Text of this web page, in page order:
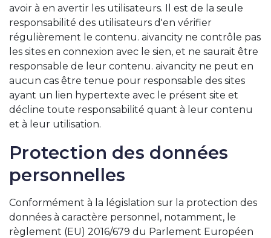
avoir à en avertir les utilisateurs. Il est de la seule
responsabilité des utilisateurs d'en vérifier
régulièrement le contenu. aivancity ne contrôle pas
les sites en connexion avec le sien, et ne saurait être
responsable de leur contenu. aivancity ne peut en
aucun cas être tenue pour responsable des sites
ayant un lien hypertexte avec le présent site et
décline toute responsabilité quant à leur contenu
et à leur utilisation.
Protection des données
personnelles
Conformément à la législation sur la protection des
données à caractère personnel, notamment, le
règlement (EU) 2016/679 du Parlement Européen